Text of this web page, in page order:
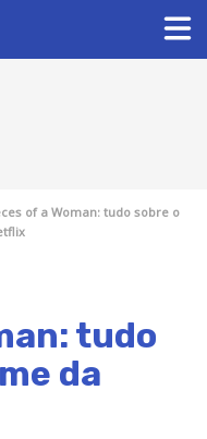
of a Woman: tudo sobre o
tudo
da